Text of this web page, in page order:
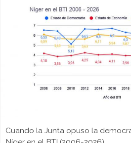
Cuando la Junta opuso la